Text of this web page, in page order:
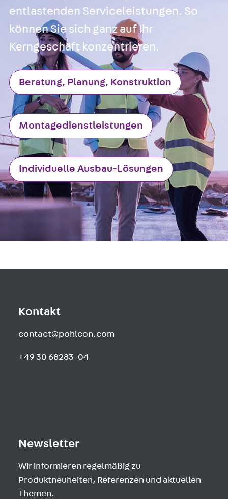
entlastenden Serviceleistungen. So
können Sie sich ganz auf Ihr
Kerngeschäft konzentrieren.
Beratung, Planung, Konstruktion
Montagedienstleistungen
Individuelle Ausbau-Lösungen
Kontakt
contact@pohlcon.com
+49 30 68283-04
Newsletter
Wir informieren regelmäßig zu
Produktneuheiten, Referenzen und aktuellen
Themen.